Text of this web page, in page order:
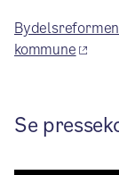
kommune
Se